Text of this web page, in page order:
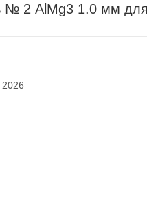
№ 2 AlMg3 1.0 мм
2026